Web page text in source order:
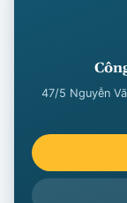
47/5 Nguyễn